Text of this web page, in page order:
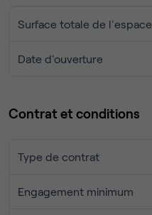
Surface totale de l'espace
Date d'ouverture
Contrat et conditions
Type de contrat
Engagement minimum